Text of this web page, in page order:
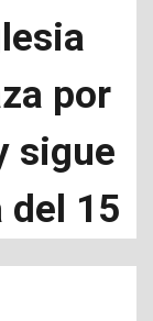
por
sigue
del 15